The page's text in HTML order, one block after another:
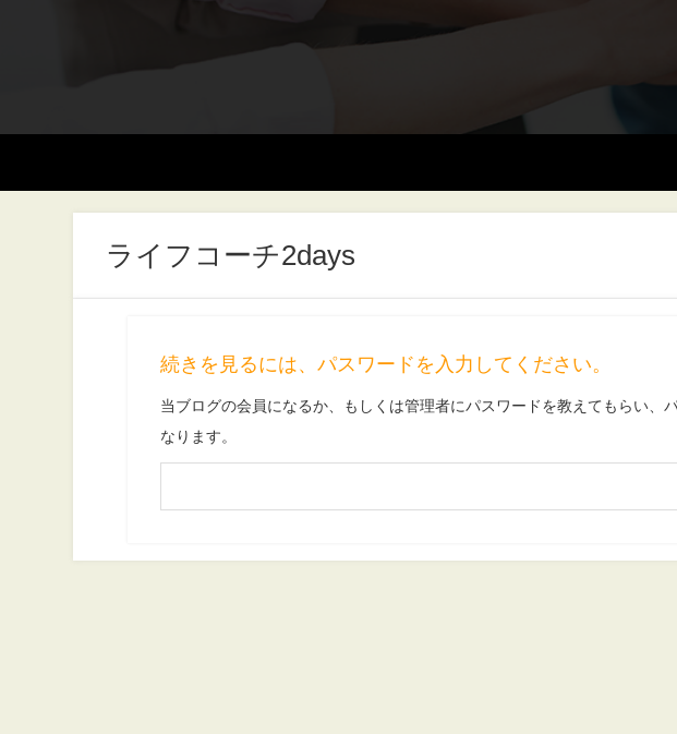
ライフコーチ2days
続きを見るには、パスワードを入力してください。
当ブログの会員になるか、もしくは管理者にパスワードを教えてもらい、
なります。